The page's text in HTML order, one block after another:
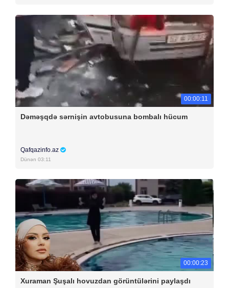
00:00:11
Dəməşqdə sərnişin avtobusuna bombalı hücum
Qafqazinfo.az
Dünən 03:11
00:00:23
Xuraman Şuşalı hovuzdan görüntülərini paylaşdı